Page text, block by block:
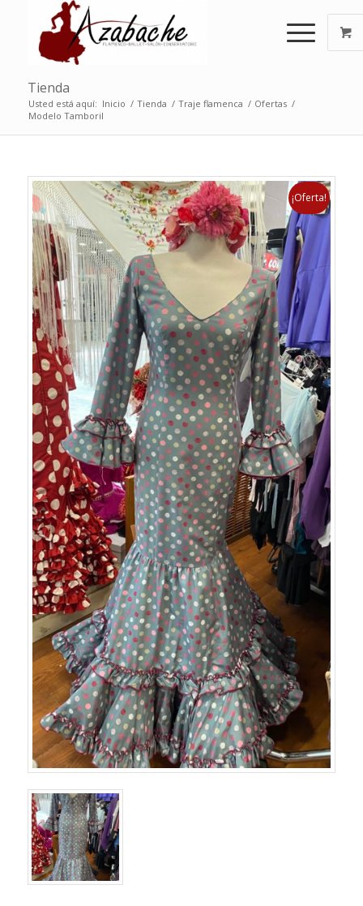
Tienda
Usted está aquí: Inicio / Tienda / Traje flamenca / Ofertas /
Modelo Tamboril
¡Oferta!